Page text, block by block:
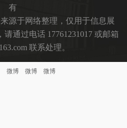
有
源于网络整理，仅用于信息展
通过电话 17761231017 或邮箱
联系处理。
微博 微博 微博